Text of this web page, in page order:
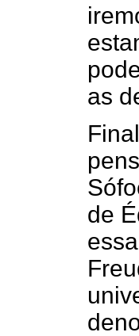
as
de